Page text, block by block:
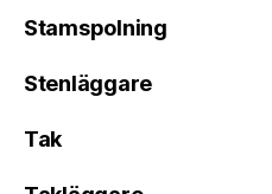
Stamspolning
Stenläggare
Tak